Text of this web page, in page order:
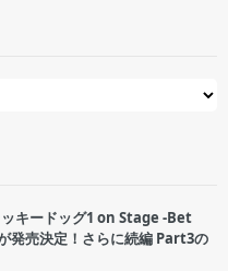
ッキードッグ1 on Stage -Bet
発売決定！さらに続編 Part3の